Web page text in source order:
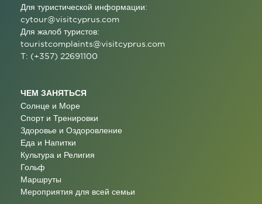
Для туристической информации:
cytour@visitcyprus.com
Для жалоб туристов:
touristcomplaints@visitcyprus.com
T: (+357) 22691100
ЧЕМ ЗАНЯТЬСЯ
Солнце и Море
Спорт и Тренировки
Здоровье и Оздоровление
Еда и Напитки
Культура и Религия
Гольф
Маршруты
Мероприятия для всей семьи